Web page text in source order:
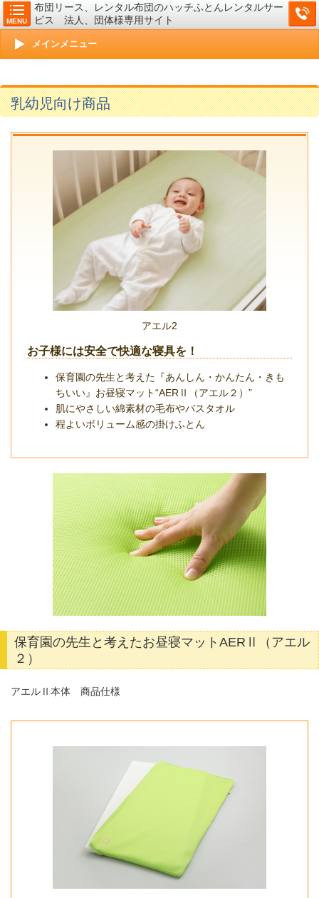
MENU
布団リース、レンタル布団のハッチふとんレンタルサー
ビス 法人、団体様専用サイト
メインメニュー
乳幼児向け商品
アエル2
お子様には安全で快適な寝具を！
保育園の先生と考えた『あんしん・かんたん・きも
ちいい』お昼寝マット“AERⅡ（アエル２）”
肌にやさしい綿素材の毛布やバスタオル
程よいボリューム感の掛けふとん
保育園の先生と考えたお昼寝マットAERⅡ（アエル
２）
アエルⅡ本体 商品仕様